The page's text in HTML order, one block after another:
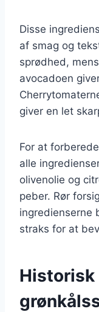
Disse
af smag og
sprødhed,
avocadoen
giver en let
For at
alle
olivenolie og
peber. Rør
ingredienserne
straks for at